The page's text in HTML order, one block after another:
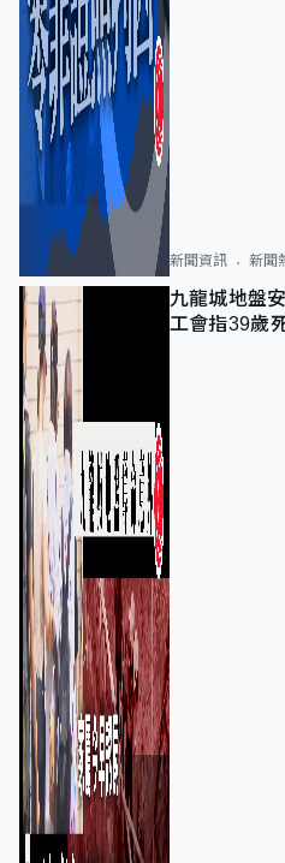
新聞資訊 新聞
九龍城地盤
工會指39歲